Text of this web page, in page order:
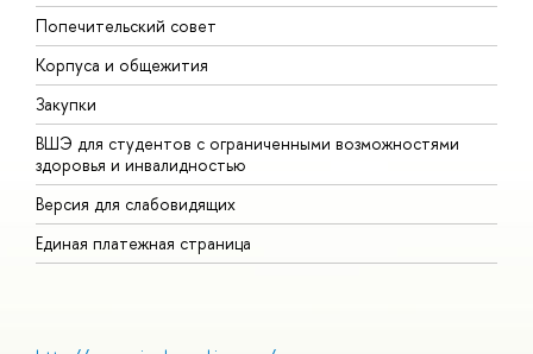
Попечительский совет
Корпуса и общежития
Закупки
ВШЭ для студентов с ограниченными возможностями
здоровья и инвалидностью
Версия для слабовидящих
Единая платежная страница